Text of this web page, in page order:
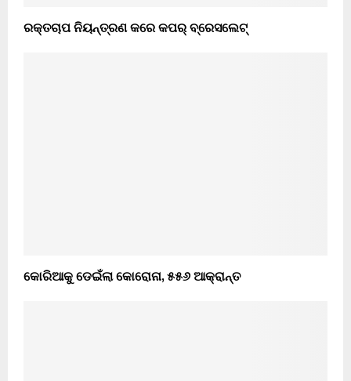
ରକ୍ତଚାପ ନିୟନ୍ତ୍ରଣ କରେ କପର୍ ବ୍ରେସଲେଟ୍
କୋରିଆକୁ ଡେଇଁଲା କୋରୋନା, ୫୫୬ ଆକ୍ରାନ୍ତ